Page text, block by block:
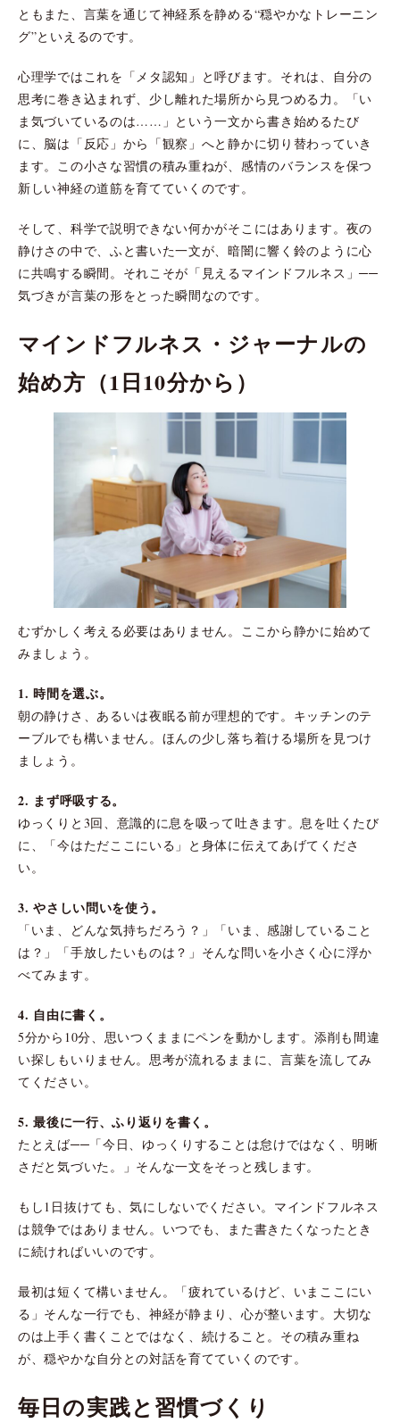
ともまた、言葉を通じて神経系を静める“穏やかなトレーニン
グ”といえるのです。
心理学ではこれを「メタ認知」と呼びます。それは、自分の
思考に巻き込まれず、少し離れた場所から見つめる力。「い
ま気づいているのは……」という一文から書き始めるたび
に、脳は「反応」から「観察」へと静かに切り替わっていき
ます。この小さな習慣の積み重ねが、感情のバランスを保つ
新しい神経の道筋を育てていくのです。
そして、科学で説明できない何かがそこにはあります。夜の
静けさの中で、ふと書いた一文が、暗闇に響く鈴のように心
に共鳴する瞬間。それこそが「見えるマインドフルネス」──
気づきが言葉の形をとった瞬間なのです。
マインドフルネス・ジャーナルの
始め方（1日10分から）
むずかしく考える必要はありません。ここから静かに始めて
みましょう。
1. 時間を選ぶ。
朝の静けさ、あるいは夜眠る前が理想的です。キッチンのテ
ーブルでも構いません。ほんの少し落ち着ける場所を見つけ
ましょう。
2. まず呼吸する。
ゆっくりと3回、意識的に息を吸って吐きます。息を吐くたび
に、「今はただここにいる」と身体に伝えてあげてくださ
い。
3. やさしい問いを使う。
「いま、どんな気持ちだろう？」「いま、感謝していること
は？」「手放したいものは？」そんな問いを小さく心に浮か
べてみます。
4. 自由に書く。
5分から10分、思いつくままにペンを動かします。添削も間違
い探しもいりません。思考が流れるままに、言葉を流してみ
てください。
5. 最後に一行、ふり返りを書く。
たとえば──「今日、ゆっくりすることは怠けではなく、明晰
さだと気づいた。」そんな一文をそっと残します。
もし1日抜けても、気にしないでください。マインドフルネス
は競争ではありません。いつでも、また書きたくなったとき
に続ければいいのです。
最初は短くて構いません。「疲れているけど、いまここにい
る」そんな一行でも、神経が静まり、心が整います。大切な
のは上手く書くことではなく、続けること。その積み重ね
が、穏やかな自分との対話を育てていくのです。
毎日の実践と習慣づくり